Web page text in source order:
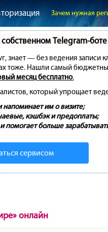
Зачем нужная
Telegram-боте
знает — без ведения
тоже. Нашли самый
месяц бесплатно.
который упрощает
напоминает им о визите;
кэшбэк и предоплаты;
помогает больше
сервисом
онлайн